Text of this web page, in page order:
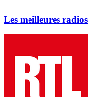
Les meilleures radios